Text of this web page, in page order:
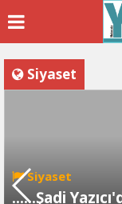
Siyaset
Siyaset
......Şadi